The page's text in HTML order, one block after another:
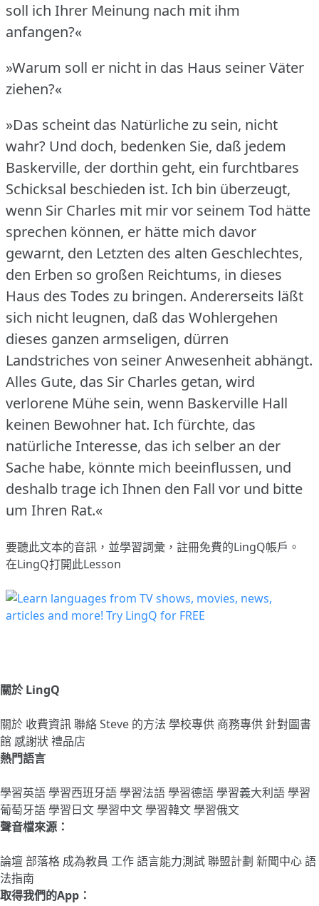
soll ich Ihrer Meinung nach mit ihm
anfangen?«
»Warum soll er nicht in das Haus seiner Väter
ziehen?«
»Das scheint das Natürliche zu sein, nicht
wahr? Und doch, bedenken Sie, daß jedem
Baskerville, der dorthin geht, ein furchtbares
Schicksal beschieden ist. Ich bin überzeugt,
wenn Sir Charles mit mir vor seinem Tod hätte
sprechen können, er hätte mich davor
gewarnt, den Letzten des alten Geschlechtes,
den Erben so großen Reichtums, in dieses
Haus des Todes zu bringen. Andererseits läßt
sich nicht leugnen, daß das Wohlergehen
dieses ganzen armseligen, dürren
Landstriches von seiner Anwesenheit abhängt.
Alles Gute, das Sir Charles getan, wird
verlorene Mühe sein, wenn Baskerville Hall
keinen Bewohner hat. Ich fürchte, das
natürliche Interesse, das ich selber an der
Sache habe, könnte mich beeinflussen, und
deshalb trage ich Ihnen den Fall vor und bitte
um Ihren Rat.«
要聽此文本的音訊，並學習詞彙， 註冊免費的LingQ帳戶。
在LingQ打開此Lesson
關於 LingQ
關於 收費資訊聯絡Steve 的方法 學校專供 商務專供 針對圖書
館 感謝狀禮品店
熱門語言
學習英語學習西班牙語學習法語學習德語學習義大利語學習
葡萄牙語學習日文學習中文學習韓文學習俄文
聲音檔來源：
論壇部落格 成為教員 工作語言能力測試聯盟計劃 新聞中心語
法指南
取得我們的App：